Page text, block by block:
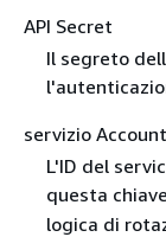
API Secret
Il segreto
servizio
L'ID del
questa
logica di